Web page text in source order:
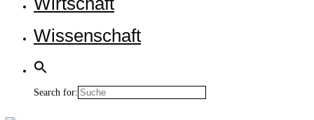
Wis­sen­schaft
Search for: